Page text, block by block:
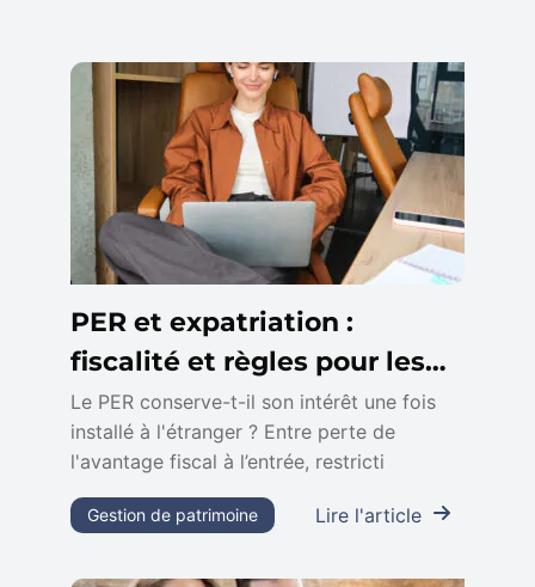
PER et expatriation :
fiscalité et règles pour les
non-résidents
Le PER conserve-t-il son intérêt une fois
installé à l'étranger ? Entre perte de
l'avantage fiscal à l’entrée, restricti
Lire l'article
Gestion de patrimoine